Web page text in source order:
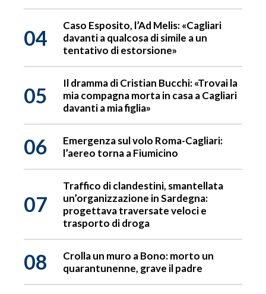
04
Caso Esposito, l’Ad Melis: «Cagliari
davanti a qualcosa di simile a un
tentativo di estorsione»
05
Il dramma di Cristian Bucchi: «Trovai la
mia compagna morta in casa a Cagliari
davanti a mia figlia»
06
Emergenza sul volo Roma-Cagliari:
l’aereo torna a Fiumicino
07
Traffico di clandestini, smantellata
un’organizzazione in Sardegna:
progettava traversate veloci e
trasporto di droga
08
Crolla un muro a Bono: morto un
quarantunenne, grave il padre